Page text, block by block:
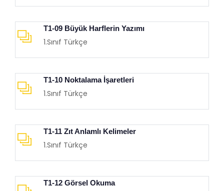
T1-09 Büyük Harflerin Yazımı
1.Sınıf Türkçe
T1-10 Noktalama İşaretleri
1.Sınıf Türkçe
T1-11 Zıt Anlamlı Kelimeler
1.Sınıf Türkçe
T1-12 Görsel Okuma